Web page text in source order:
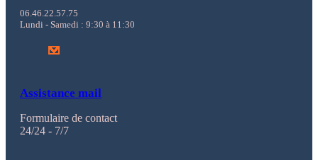
06.46.22.57.75
Lundi - Samedi : 9:30 à 11:30
Assistance mail
Formulaire de contact
24/24 - 7/7